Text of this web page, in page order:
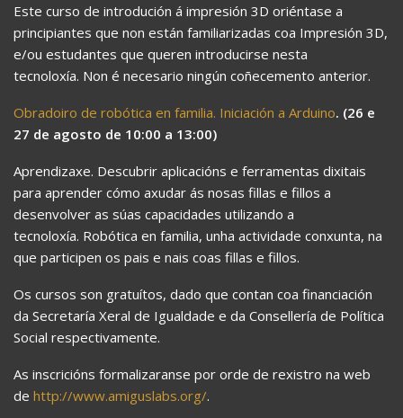
Este curso de introdución á impresión 3D oriéntase a
principiantes que non están familiarizadas coa Impresión 3D,
e/ou estudantes que queren introducirse nesta
tecnoloxía. Non é necesario ningún coñecemento anterior.
Obradoiro de robótica en familia. Iniciación a Arduino. (26 e
27 de agosto de 10:00 a 13:00)
Aprendizaxe. Descubrir aplicacións e ferramentas dixitais
para aprender cómo axudar ás nosas fillas e fillos a
desenvolver as súas capacidades utilizando a
tecnoloxía. Robótica en familia, unha actividade conxunta, na
que participen os pais e nais coas fillas e fillos.
Os cursos son gratuítos, dado que contan coa financiación
da Secretaría Xeral de Igualdade e da Consellería de Política
Social respectivamente.
As inscricións formalizaranse por orde de rexistro na web
de http://www.amiguslabs.org/.